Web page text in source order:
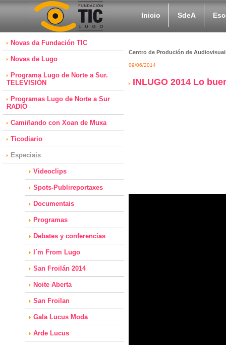
Inicio SdeA
Novas da Fundación TIC
Novas de Lugo
Programa Lugo de Norte a Sur.
TELEVISIÓN
Programas Lugo de Norte a Sur
RADIO
Camiñando con Xoan de Muxa
Ticodiario
Especiais
Videoclips
Spots-Publireportaxes
Documentais
Programas
Debates y conferencias
I´m From Lugo
San Froilán 2014
Noite Aberta
San Froilan
Gala Lucus Moda
Arde Lucus
Centro de Produción de
09/06/2014
INLUGO 2014 Lo